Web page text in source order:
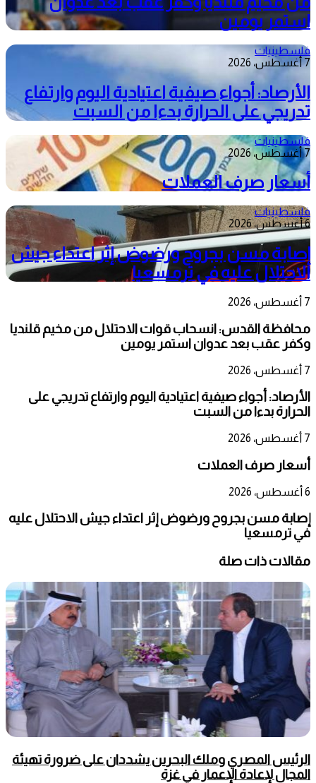
استمر يومين
فلسطينيات
7 أغسطس، 2026
الأرصاد: أجواء صيفية اعتيادية اليوم وارتفاع
تدريجي على الحرارة بدءا من السبت
فلسطينيات
7 أغسطس، 2026
أسعار صرف العملات
فلسطينيات
6 أغسطس، 2026
إصابة مسن بجروح ورضوض إثر اعتداء جيش
الاحتلال عليه في ترمسعيا
7 أغسطس، 2026
محافظة القدس: انسحاب قوات الاحتلال من مخيم قلنديا
وكفر عقب بعد عدوان استمر يومين
7 أغسطس، 2026
الأرصاد: أجواء صيفية اعتيادية اليوم وارتفاع تدريجي على
الحرارة بدءا من السبت
7 أغسطس، 2026
أسعار صرف العملات
6 أغسطس، 2026
إصابة مسن بجروح ورضوض إثر اعتداء جيش الاحتلال عليه
في ترمسعيا
مقالات ذات صلة
الرئيس المصري وملك البحرين يشددان على ضرورة تهيئة
المجال لإعادة الإعمار في غزة